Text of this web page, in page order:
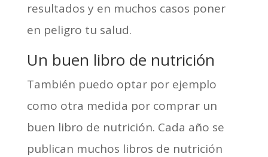
resultados y en muchos casos poner
en peligro tu salud.
Un buen libro de nutrición
También puedo optar ­por ejemplo
como otra medida­ por comprar un
buen libro de nutrición. Cada año se
publican muchos libros de nutrición